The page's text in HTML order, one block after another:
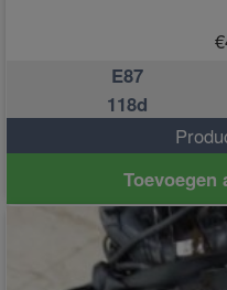
€
E87
118d
Toevoegen